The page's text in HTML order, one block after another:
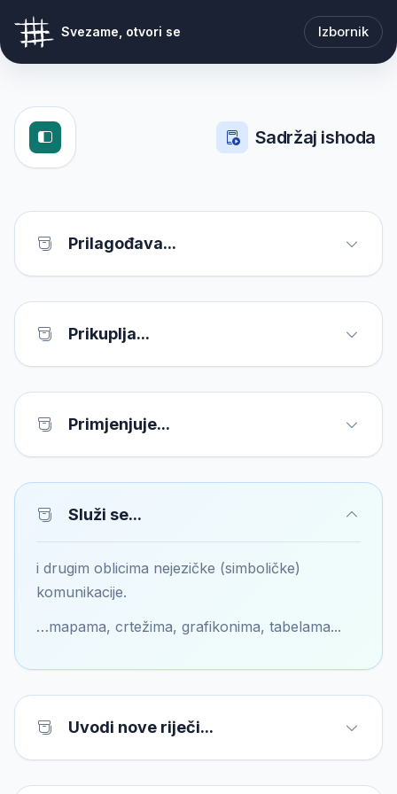
Svezame, otvori se Izbornik
Sadržaj ishoda
Prilagođava...
Prikuplja...
Primjenjuje...
Služi se...
i drugim oblicima nejezičke (simboličke)
komunikacije.
…mapama, crtežima, grafikonima, tabelama...
Uvodi nove riječi...